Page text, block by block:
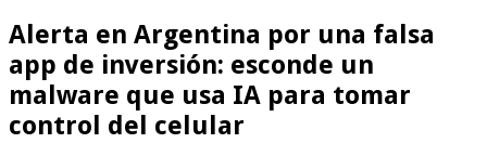
Alerta en Argentina por una falsa
app de inversión: esconde un
malware que usa IA para tomar
control del celular